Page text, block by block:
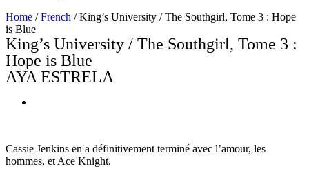
Home /French / King’s University / The Southgirl, Tome 3 : Hope
is Blue
King’s University / The Southgirl, Tome 3 :
Hope is Blue
AYA ESTRELA
Cassie Jenkins en a définitivement terminé avec l’amour, les
hommes, et Ace Knight.